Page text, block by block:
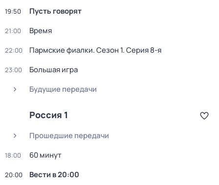
19:50 Пусть говорят
21:00 Время
22:00 Пармские фиалки. Сезон 1. Серия 8-я
23:00
Большая игра
Будущие передачи
Россия 1
Прошедшие передачи
18:00 60 минут
20:00 Вести в 20:00